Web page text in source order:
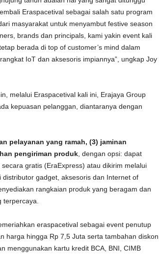
Eraspacetival sebagai salah satu program
masyarakat untuk menyambut festive season
brands dan principals, kami yakin event kali
berada di top of customer’s mind dalam
IoT dan aksesoris impiannya”, ungkap Joy
melalui Eraspacetival kali ini, Erajaya Group
kepuasan pelanggan, diantaranya dengan
pelayanan yang ramah, (3) jaminan
pengiriman produk, dengan opsi: dapat
gratis (EraExpress) atau dikirim melalui
gadget, aksesoris dan Internet of
rangkaian produk yang beragam dan
eraspacetival sebagai event penutup
harga hingga Rp 7,5 Juta serta tambahan diskon
menggunakan kartu kredit BCA, BNI, CIMB